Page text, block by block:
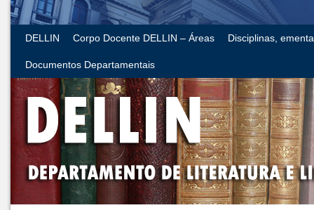
DELLIN Corpo Docente DELLIN – Áreas Disciplinas,
Documentos Departamentais